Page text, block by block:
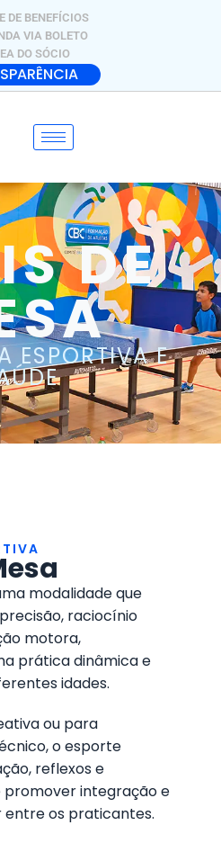
DE BENEFÍCIOS
VIA BOLETO
DO SÓCIO
DE
ESPORTIVA E
modalidade que
raciocínio
motora,
prática dinâmica e
idades.
ou para
o esporte
reflexos e
integração e
os praticantes.